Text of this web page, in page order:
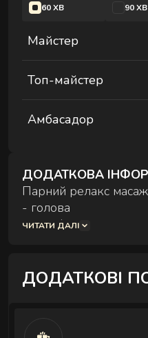
60 ХВ 90 ХВ
Майстер
Топ-майстер
Амбасадор
ДОДАТКОВА
Парний релакс
- голова
- ноги і стопи
Парний релакс масаж
ЧИТАТИ ДАЛІ
ДОДАТКОВІ
Комплексні процедури
РИТУАЛИ КОРЕКЦІЇ
Комплексні процедури
працюють разом.
Ручні техніки, що